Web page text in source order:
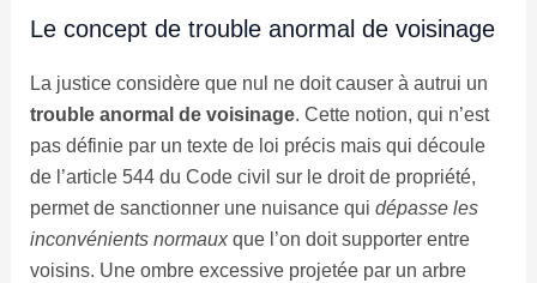
Le concept de trouble anormal de voisinage
La justice considère que nul ne doit causer à autrui un
trouble anormal de voisinage. Cette notion, qui n’est
pas définie par un texte de loi précis mais qui découle
de l’article 544 du Code civil sur le droit de propriété,
permet de sanctionner une nuisance qui dépasse les
inconvénients normauxque l’on doit supporter entre
voisins. Une ombre excessive projetée par un arbre